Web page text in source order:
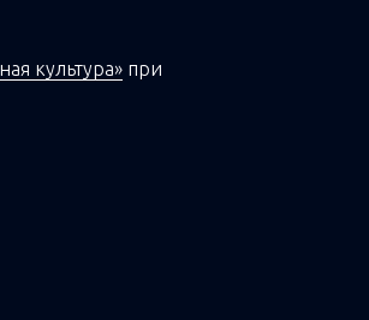
культура» при